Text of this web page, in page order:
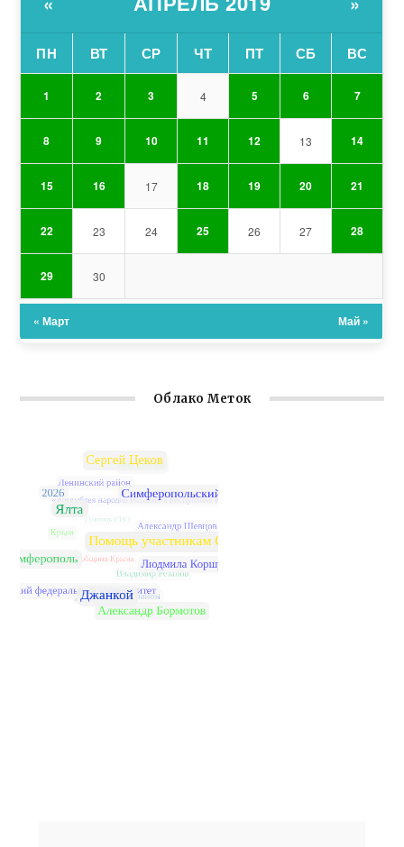
ПН ВТ СР ЧТ ПТ СБ ВС
1 2 3 4 5 6 7
8 9 10 11 12 13 14
15 16 17 18 19 20 21
22 23 24 25 26 27 28
29 30
« Март Май »
Облако Меток